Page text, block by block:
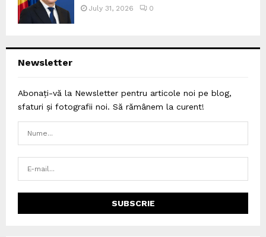
July 31, 2026 0
Newsletter
Abonați-vă la Newsletter pentru articole noi pe blog,
sfaturi și fotografii noi. Să rămânem la curent!